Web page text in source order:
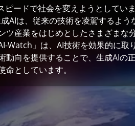
ピードで社会を変えようとしてい
AIは、従来の技術を凌駕するよう
ツ産業をはじめとしたさまざまな
Watch」は、AI技術を効果的に取
動向を提供することで、生成AIの
としています。